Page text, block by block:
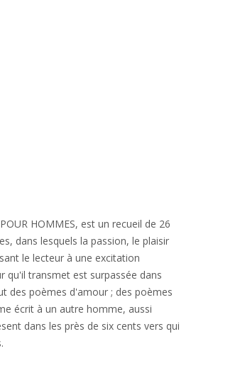
HOMMES, est un recueil de 26
dans lesquels la passion, le plaisir
le lecteur à une excitation
qu'il transmet est surpassée dans
des poèmes d'amour ; des poèmes
écrit à un autre homme, aussi
dans les près de six cents vers qui